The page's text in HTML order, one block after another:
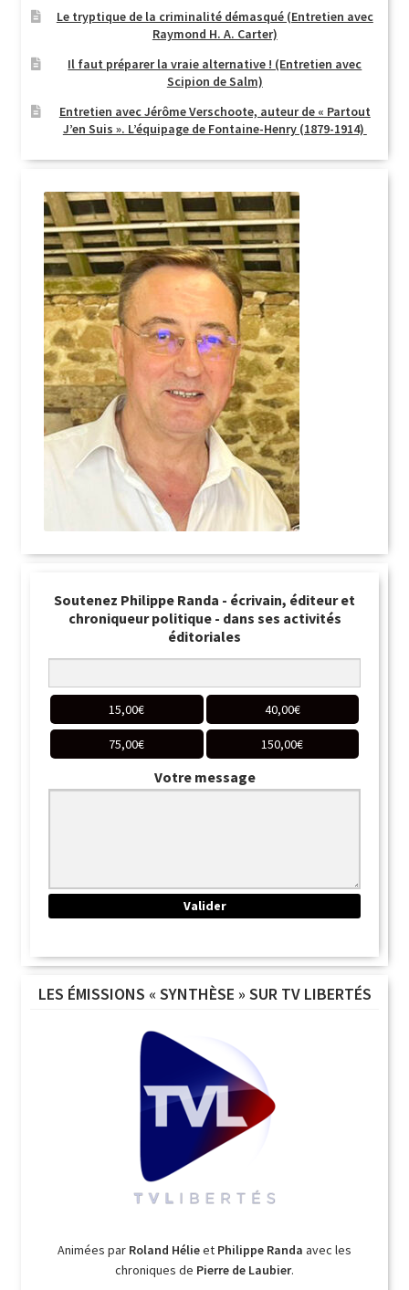
Le tryptique de la criminalité démasqué (Entretien avec
Raymond H. A. Carter)
Il faut préparer la vraie alternative ! (Entretien avec
Scipion de Salm)
Entretien avec Jérôme Verschoote, auteur de « Partout
J’en Suis ». L’équipage de Fontaine-Henry (1879-1914)
Soutenez Philippe Randa - écrivain, éditeur et
chroniqueur politique - dans ses activités
éditoriales
15,00€ 40,00€
75,00€ 150,00€
Votre message
LES ÉMISSIONS « SYNTHÈSE » SUR TV LIBERTÉS
Animées par Roland Hélieet Philippe Randa avec les
chroniques de Pierre de Laubier.